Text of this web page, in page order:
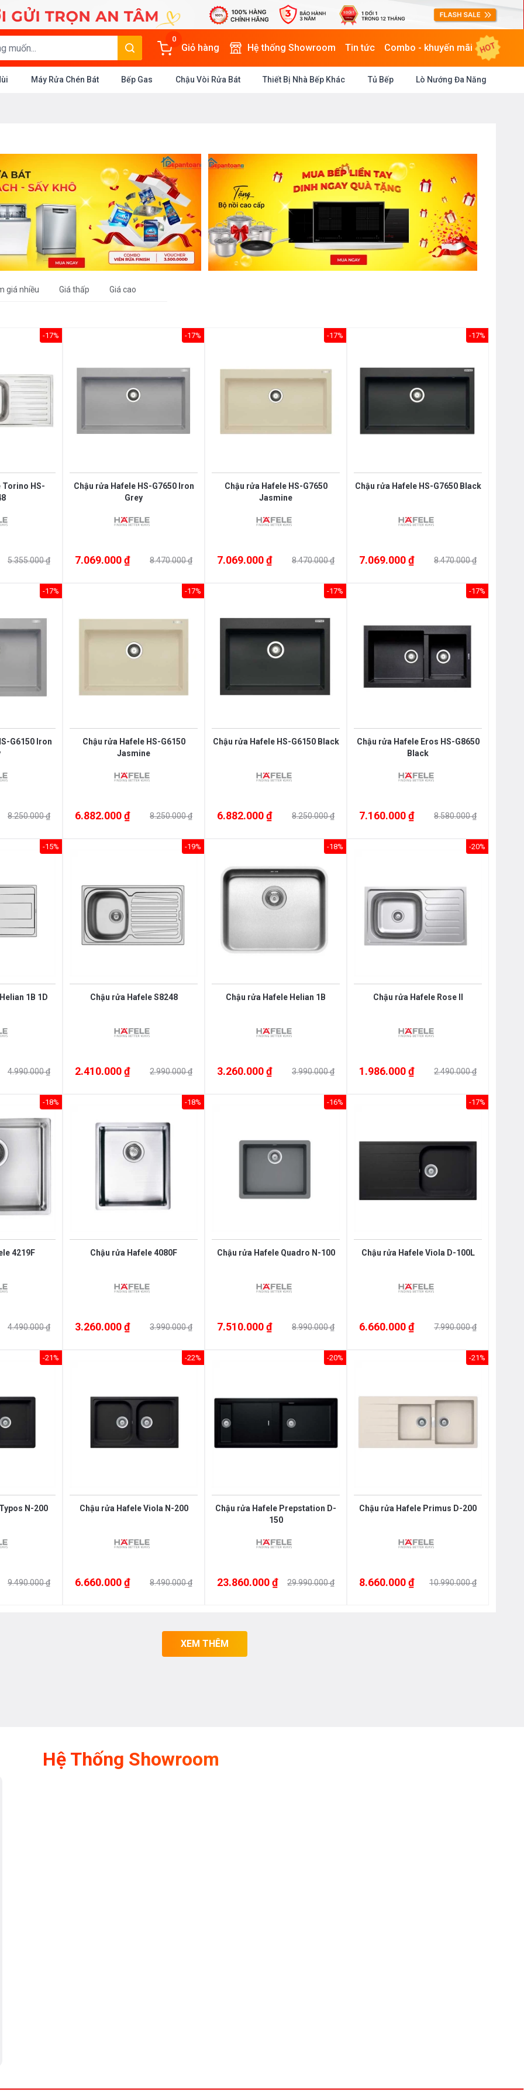
0
Giỏ hàng Hệ thống Showroom Tin tức Combo - khuyến mãi HOT
Máy Rửa Chén Bát Bếp Gas Chậu Vòi Rửa Bát Thiết Bị Nhà Bếp Khác Tủ Bếp Lò Nướng Đa Năng
giá nhiều Giá thấp Giá cao
-17%
Torino HS-
5.355.000 ₫
-17%
Chậu rửa Hafele HS-G7650 Iron
Grey
7.069.000 ₫ 8.470.000 ₫
-17%
Chậu rửa Hafele HS-G7650
Jasmine
7.069.000 ₫ 8.470.000 ₫
-17%
Chậu rửa Hafele HS-G7650 Black
7.069.000 ₫ 8.470.000 ₫
-17%
G6150 Iron
8.250.000 ₫
-17%
Chậu rửa Hafele HS-G6150
Jasmine
6.882.000 ₫ 8.250.000 ₫
-17%
Chậu rửa Hafele HS-G6150 Black
6.882.000 ₫ 8.250.000 ₫
-17%
Chậu rửa Hafele Eros HS-G8650
Black
7.160.000 ₫ 8.580.000 ₫
-15%
1B 1D
4.990.000 ₫
-19%
Chậu rửa Hafele S8248
2.410.000 ₫ 2.990.000 ₫
-18%
Chậu rửa Hafele Helian 1B
3.260.000 ₫ 3.990.000 ₫
-20%
Chậu rửa Hafele Rose II
1.986.000 ₫ 2.490.000 ₫
-18%
4219F
4.490.000 ₫
-18%
Chậu rửa Hafele 4080F
3.260.000 ₫ 3.990.000 ₫
-16%
Chậu rửa Hafele Quadro N-100
7.510.000 ₫ 8.990.000 ₫
-17%
Chậu rửa Hafele Viola D-100L
6.660.000 ₫ 7.990.000 ₫
-21%
N-200
9.490.000 ₫
-22%
Chậu rửa Hafele Viola N-200
6.660.000 ₫ 8.490.000 ₫
-20%
Chậu rửa Hafele Prepstation D-
150
23.860.000 ₫ 29.990.000 ₫
-21%
Chậu rửa Hafele Primus D-200
8.660.000 ₫ 10.990.000 ₫
XEM THÊM
Hệ Thống Showroom